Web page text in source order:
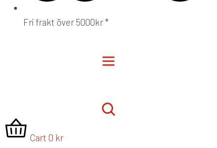
Fri frakt över 5000kr *
Cart 0 kr